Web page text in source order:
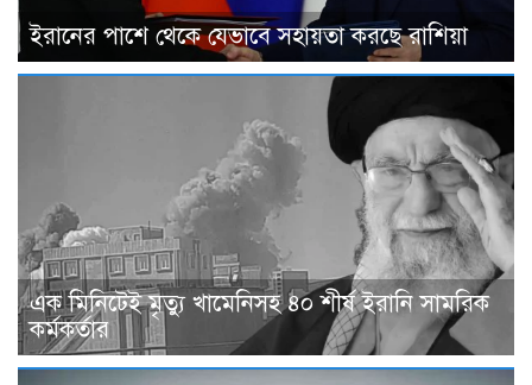
ইরানের পাশে থেকে যেভাবে সহায়তা করছে রাশিয়া
এক মিনিটেই মৃত্যু খামেনিসহ ৪০ শীর্ষ ইরানি সামরিক
কর্মকর্তার